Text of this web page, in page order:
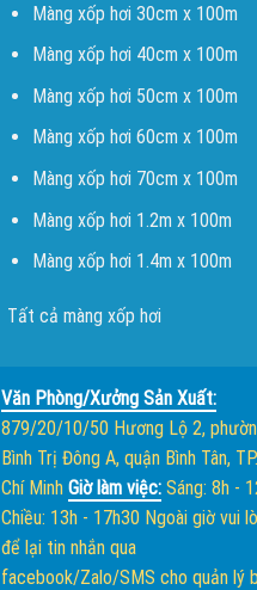
Màng xốp hơi 30cm x 100m
Màng xốp hơi 40cm x 100m
Màng xốp hơi 50cm x 100m
Màng xốp hơi 60cm x 100m
Màng xốp hơi 70cm x 100m
Màng xốp hơi 1.2m x 100m
Màng xốp hơi 1.4m x 100m
Tất cả màng xốp hơi
Văn Phòng/Xưởng Sản Xuất:
879/20/10/50 Hương Lộ 2,
Bình Trị Đông A, quận Bình Tân,
Chí Minh Giờ làm việc: Sáng: 8h -
Chiều: 13h - 17h30 Ngoài giờ vui
để lại tin nhắn qua
facebook/Zalo/SMS cho quản lý